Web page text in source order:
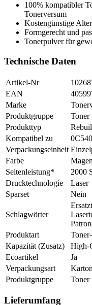
100% kompatibler
Tonerversum
Kostengünstige
Formgerecht und
Tonerpulver für
Technische Daten
Artikel-Nr
EAN
Marke
Produktgruppe
Toner
Produkttyp
Kompatibel zu
Verpackungseinheit
Farbe
Seitenleistung*
2000
Drucktechnologie
Laser
Sparset
Nein
Schlagwörter
Produktart
Kapazität (Zusatz)
High-
Ecoartikel
Ja
Verpackungsart
Produktgruppe
Toner
Lieferumfang